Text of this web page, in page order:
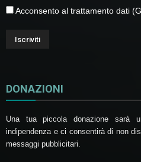
Acconsento al trattamento dati
DONAZIONI
Una tua piccola donazione sarà
indipendenza e ci consentirà di non
messaggi pubblicitari.